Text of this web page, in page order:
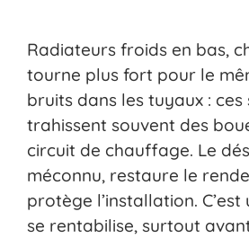
Radiateurs froids en bas,
tourne plus fort pour le
bruits dans les tuyaux :
trahissent souvent des
circuit de chauffage. Le
méconnu, restaure le
protège l’installation.
se rentabilise, surtout